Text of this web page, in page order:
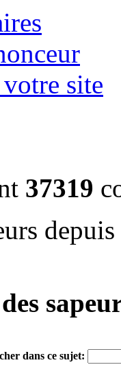
site
37319
dans ce sujet: